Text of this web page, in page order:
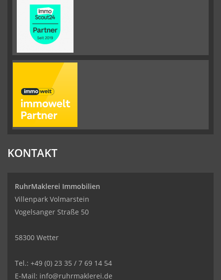
KONTAKT
RuhrMaklerei Immobilien
Villenpark Volmarstein
Vogelsanger Straße 50
58300 Wetter
Tel.: +49 (0) 23 35 / 7 69 14 54
E-Mail: info@ruhrmaklerei.de